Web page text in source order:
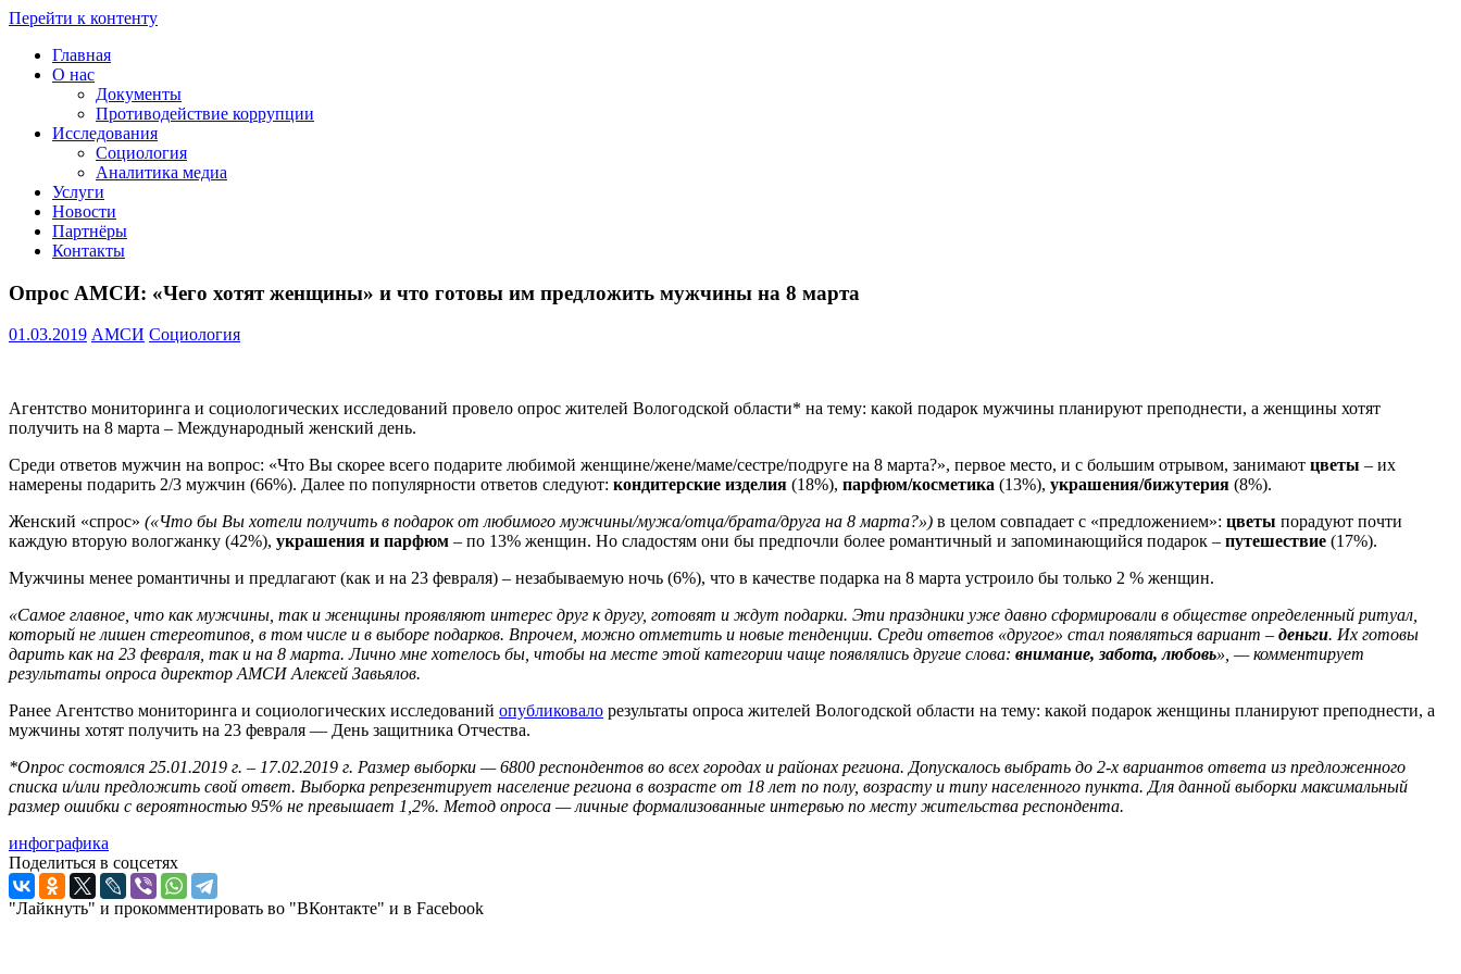
Перейти к контенту
Проведение
социологических
мониторинговых
исследований
+7(8172)
amsi.2015@mail.ru
Главная
О нас
Документы
Противодействие коррупции
Исследования
Социология
Аналитика медиа
Услуги
Новости
Партнёры
Контакты
Опрос АМСИ: «Чего хотят женщины» и что готовы им предложить мужчины на 8 марта
01.03.2019 АМСИ Социология
Агентство мониторинга и социологических исследований провело опрос жителей Вологодской области* на тему: какой подарок мужчины планируют преподнести, а женщины хотят
получить на 8 марта – Международный женский день.
Среди ответов мужчин на вопрос: «Что Вы скорее всего подарите любимой женщине/жене/маме/сестре/подруге на 8 марта?», первое место, и с большим отрывом, занимают цветы – их
намерены подарить 2/3 мужчин (66%). Далее по популярности ответов следуют: кондитерские изделия (18%), парфюм/косметика (13%), украшения/бижутерия (8%).
Женский «спрос» («Что бы Вы хотели получить в подарок от любимого мужчины/мужа/отца/брата/друга на 8 марта?») в целом совпадает с «предложением»: цветы порадуют почти
каждую вторую вологжанку (42%), украшения и парфюм – по 13% женщин. Но сладостям они бы предпочли более романтичный и запоминающийся подарок – путешествие (17%).
Мужчины менее романтичны и предлагают (как и на 23 февраля) – незабываемую ночь (6%), что в качестве подарка на 8 марта устроило бы только 2 % женщин.
«Самое главное, что как мужчины, так и женщины проявляют интерес друг к другу, готовят и ждут подарки. Эти праздники уже давно сформировали в обществе определенный ритуал,
который не лишен стереотипов, в том числе и в выборе подарков. Впрочем, можно отметить и новые тенденции. Среди ответов «другое» стал появляться вариант – деньги. Их готовы
дарить как на 23 февраля, так и на 8 марта. Лично мне хотелось бы, чтобы на месте этой категории чаще появлялись другие слова: внимание, забота, любовь», — комментирует
результаты опроса директор АМСИ Алексей Завьялов.
Ранее Агентство мониторинга и социологических исследований опубликовало результаты опроса жителей Вологодской области на тему: какой подарок женщины планируют преподнести, а
мужчины хотят получить на 23 февраля — День защитника Отчества.
*Опрос состоялся 25.01.2019 г. – 17.02.2019 г. Размер выборки — 6800 респондентов во всех городах и районах региона. Допускалось выбрать до 2-х вариантов ответа из предложенного
списка и/или предложить свой ответ. Выборка репрезентирует население региона в возрасте от 18 лет по полу, возрасту и типу населенного пункта. Для данной выборки максимальный
размер ошибки с вероятностью 95% не превышает 1,2%. Метод опроса — личные формализованные интервью по месту жительства респондента.
инфографика
Поделиться в соцсетях
"Лайкнуть" и прокомментировать во "ВКонтакте" и в Facebook